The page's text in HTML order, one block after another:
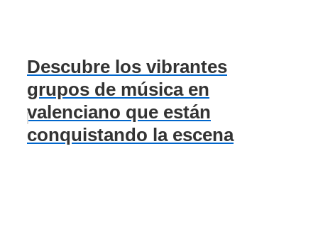
Descubre los vibrantes
grupos de música en
valenciano que están
conquistando la escena